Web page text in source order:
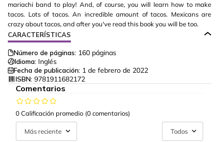
mariachi band to play! And, of course, you will learn how to make
tacos. Lots of tacos. An incredible amount of tacos. Mexicans are
crazy about tacos, and after you've read this book you will be too.
CARACTERÍSTICAS
Número de páginas: 160 páginas
Idioma: Inglés
Fecha de publicación: 1 de febrero de 2022
ISBN: 9781911682172
Comentarios
0 Calificación promedio (0 comentarios)
Más reciente Todos